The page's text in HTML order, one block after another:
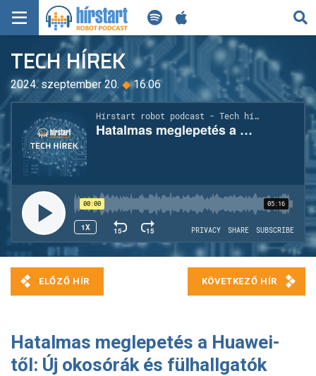
KERESÉS
KEZDŐLAP
FRISS HÍREK
TECH HÍREK
FILM-ZENE-SZÓRAKOZÁS
PLAYLIST
MI AZ A ROBOT PODCAST?
TECH HÍREK
2024. szeptember 20. ◆16:06
Hatalmas meglepetés a Huawei-
től: Új okosórák és fülhallgatók